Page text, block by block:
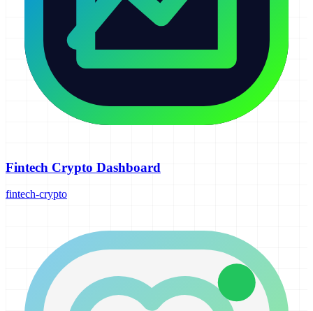
Fintech Crypto Dashboard
fintech-crypto